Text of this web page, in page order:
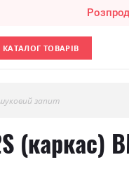
КАТАЛОГ ТОВАРІВ
запит
(каркас)